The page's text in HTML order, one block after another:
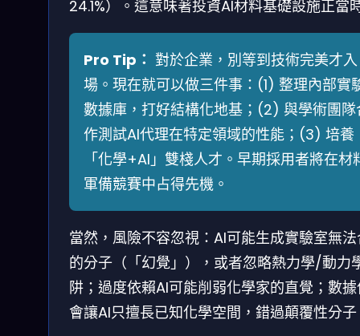
24.1%）。這意味著投資AI材料基礎設施正當
Pro Tip： 對於企業，別等到技術完美才入
場。現在就可以做三件事：(1) 整理內部實
數據庫，打好結構化地基；(2) 與學術團隊
作測試AI代理在特定領域的性能；(3) 培養
「化學+AI」雙棧人才。早期採用者將在材
軍備競賽中占得先機。
當然，風險不容忽視：AI可能生成實驗室無
的分子（「幻覺」），或者忽略熱力學/動力
阱；過度依賴AI可能削弱化學家的直覺；數
會讓AI只擅長已知化學空間，錯過顛覆性分